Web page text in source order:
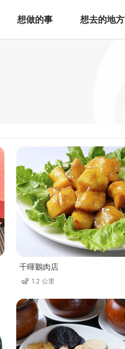
想做的事 想去的地方
千暉鵝肉店
1.2 公里